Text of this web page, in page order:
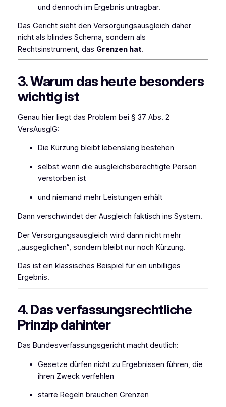
und dennoch im Ergebnis untragbar.
Das Gericht sieht den Versorgungsausgleich daher
nicht als blindes Schema, sondern als
Rechtsinstrument, das Grenzen hat.
3. Warum das heute besonders
wichtig ist
Genau hier liegt das Problem bei § 37 Abs. 2
VersAusglG:
Die Kürzung bleibt lebenslang bestehen
selbst wenn die ausgleichsberechtigte Person
verstorben ist
und niemand mehr Leistungen erhält
Dann verschwindet der Ausgleich faktisch ins System.
Der Versorgungsausgleich wird dann nicht mehr
„ausgeglichen“, sondern bleibt nur noch Kürzung.
Das ist ein klassisches Beispiel für ein unbilliges
Ergebnis.
4. Das verfassungsrechtliche
Prinzip dahinter
Das Bundesverfassungsgericht macht deutlich:
Gesetze dürfen nicht zu Ergebnissen führen, die
ihren Zweck verfehlen
starre Regeln brauchen Grenzen